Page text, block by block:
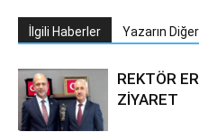
İlgili Haberler Yazarın
REKTÖR
ZİYARET